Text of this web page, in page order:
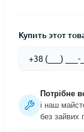
Купить этот
Потрібне
і наш
без зайвих